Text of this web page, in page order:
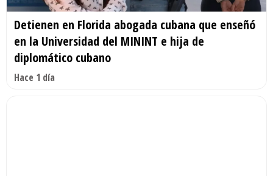
Detienen en Florida abogada cubana que enseñó
en la Universidad del MININT e hija de
diplomático cubano
Hace 1 día